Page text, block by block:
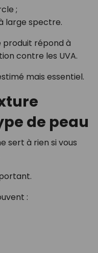
;
large spectre.
répond à
contre les UVA.
mais essentiel.
de peau
sert à rien si vous
: